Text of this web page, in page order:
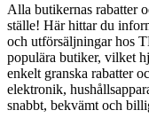
Alla butikernas rabatter
ställe! Här hittar du
och utförsäljningar hos
populära butiker, vilket
enkelt granska rabatter
elektronik,
snabbt, bekvämt och